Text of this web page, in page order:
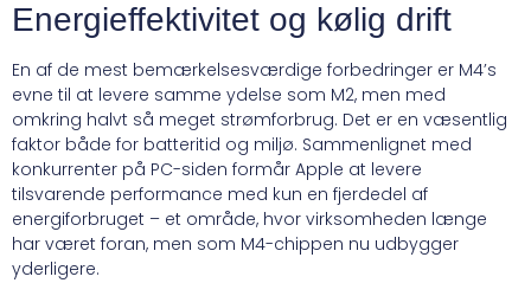
Energieffektivitet og kølig drift
En af de mest bemærkelsesværdige forbedringer er M4’s
evne til at levere samme ydelse som M2, men med
omkring halvt så meget strømforbrug. Det er en væsentlig
faktor både for batteritid og miljø. Sammenlignet med
konkurrenter på PC-siden formår Apple at levere
tilsvarende performance med kun en fjerdedel af
energiforbruget – et område, hvor virksomheden længe
har været foran, men som M4-chippen nu udbygger
yderligere.